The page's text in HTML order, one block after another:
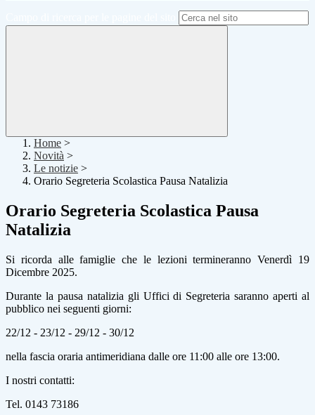
Home >
Novità >
Le notizie >
Orario Segreteria Scolastica Pausa Natalizia
Orario Segreteria Scolastica Pausa
Natalizia
Si ricorda alle famiglie che le lezioni termineranno Venerdì 19
Dicembre 2025.
Durante la pausa natalizia gli Uffici di Segreteria saranno aperti al
pubblico nei seguenti giorni:
22/12 - 23/12 - 29/12 - 30/12
nella fascia oraria antimeridiana dalle ore 11:00 alle ore 13:00.
I nostri contatti:
Tel. 0143 73186